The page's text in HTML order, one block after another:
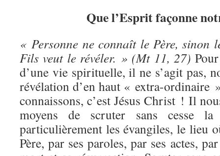
Que l’Esprit façonne
« Personne ne connaît le Père,
Fils veut le révéler. » (Mt 11, 27)
d’une vie spirituelle, il ne s’agit pas,
révélation d’en haut « extra-
connaissons, c’est Jésus Christ ! Il
moyens de scruter sans cesse
particulièrement les évangiles, le lieu
Père, par ses paroles, par ses actes,